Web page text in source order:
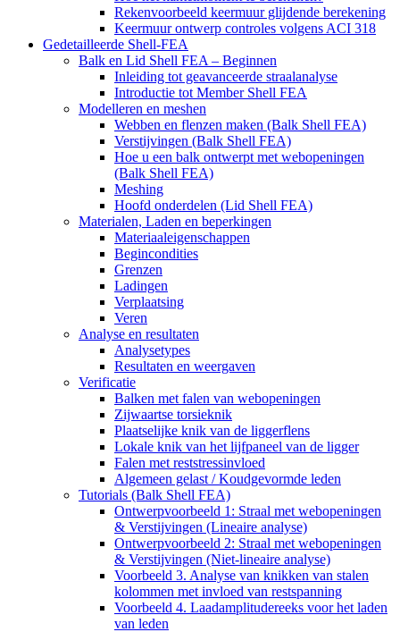
Rekenvoorbeeld keermuur glijdende berekening
Keermuur ontwerp controles volgens ACI 318
Gedetailleerde Shell-FEA
Balk en Lid Shell FEA – Beginnen
Inleiding tot geavanceerde straalanalyse
Introductie tot Member Shell FEA
Modelleren en meshen
Webben en flenzen maken (Balk Shell FEA)
Verstijvingen (Balk Shell FEA)
Hoe u een balk ontwerpt met webopeningen
(Balk Shell FEA)
Meshing
Hoofd onderdelen (Lid Shell FEA)
Materialen, Laden en beperkingen
Materiaaleigenschappen
Begincondities
Grenzen
Ladingen
Verplaatsing
Veren
Analyse en resultaten
Analysetypes
Resultaten en weergaven
Verificatie
Balken met falen van webopeningen
Zijwaartse torsieknik
Plaatselijke knik van de liggerflens
Lokale knik van het lijfpaneel van de ligger
Falen met reststressinvloed
Algemeen gelast / Koudgevormde leden
Tutorials (Balk Shell FEA)
Ontwerpvoorbeeld 1: Straal met webopeningen
& Verstijvingen (Lineaire analyse)
Ontwerpvoorbeeld 2: Straal met webopeningen
& Verstijvingen (Niet-lineaire analyse)
Voorbeeld 3. Analyse van knikken van stalen
kolommen met invloed van restspanning
Voorbeeld 4. Laadamplitudereeks voor het laden
van leden